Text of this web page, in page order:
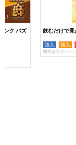
ンク バズ 飲むだけで見
法人 個人
株式会社サンヘ